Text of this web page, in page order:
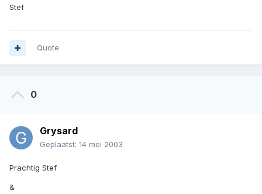
Stef
Quote
0
Grysard
Geplaatst: 14 mei 2003
Prachtig Stef
&